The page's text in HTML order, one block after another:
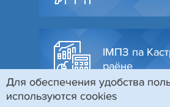
ІМПЗ па
раёне
Для обеспечения удобства
используются cookies